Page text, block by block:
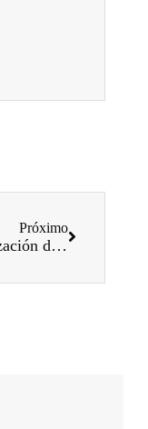
Próximo
Maximización de la eficiencia con Hafif çelik Rollform Makinaları